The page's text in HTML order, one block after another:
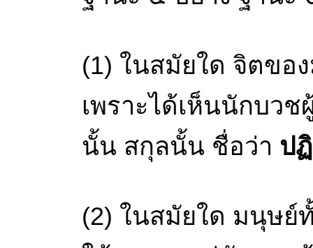
(1) ในสมัยใด จิตขอ
เพราะได้เห็นนักบว
นั้น สกุลนั้น ชื่อว่า ป
(2) ในสมัยใด มนุษย์